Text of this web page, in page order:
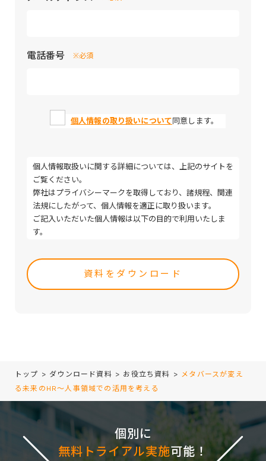
電話番号 ※必須
個人情報の取り扱いについて 同意します。
個人情報取扱いに関する詳細については、上記のサイトを
ご覧ください。
弊社はプライバシーマークを取得しており、諸規程、関連
法規にしたがって、個人情報を適正に取り扱います。
ご記入いただいた個人情報は以下の目的で利用いたしま
す。
注、決済および対応
・取引（提案）に基づく役務等の授受
・当社サービス等に関する情報の提供、収集および伝達
leave
this
field
トップ > ダウンロード資料 > お役立ち資料 > メタバースが変え
る未来のHR～人事領域での活用を考える
個別に
無料トライアル実施可能！